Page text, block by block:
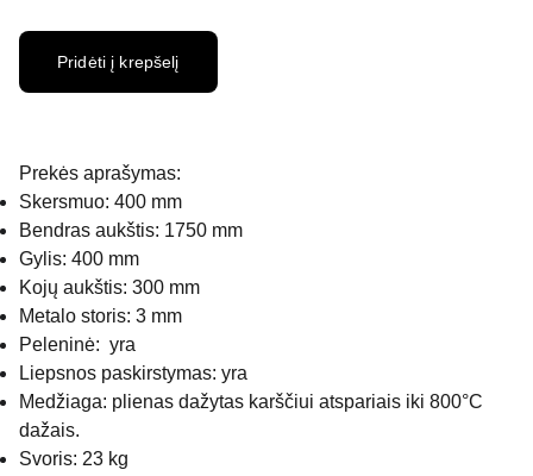
Pridėti į krepšelį
Prekės aprašymas:
Skersmuo: 400 mm
Bendras aukštis: 1750 mm
Gylis: 400 mm
Kojų aukštis: 300 mm
Metalo storis: 3 mm
Peleninė: yra
Liepsnos paskirstymas: yra
Medžiaga: plienas dažytas karščiui atspariais iki 800°C
dažais.
Svoris: 23 kg